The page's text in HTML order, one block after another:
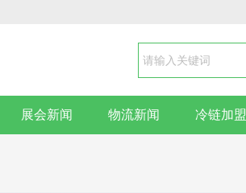
展会新闻 物流新闻 冷链加盟